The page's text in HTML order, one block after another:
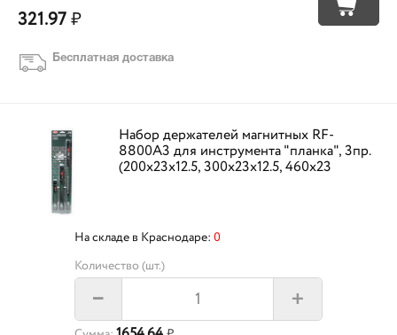
321.97₽
Бесплатная доставка
Набор держателей магнитных RF-
8800A3 для инструмента "планка", 3пр.
(200х23х12.5, 300х23х12.5, 460х23
На складе в Краснодаре: 0
Количество (шт.)
– +